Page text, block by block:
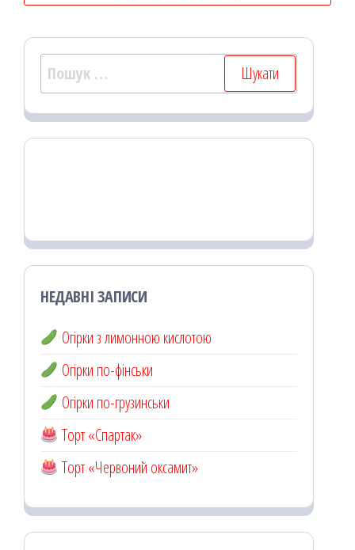
Пошук:
НЕДАВНІ ЗАПИСИ
Огірки з лимонною кислотою
Огірки по-фінськи
Огірки по-грузинськи
Торт «Спартак»
Торт «Червоний оксамит»